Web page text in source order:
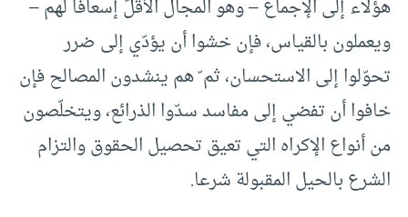
هؤلاء إلى الإجماع – وهو المجال الأقلّ إسعافا لهم –
ويعملون بالقياس، فإن خشوا أن يؤدّي إلى ضرر
تحوّلوا إلى الاستحسان، ثم ّ هم ينشدون المصالح فإن
خافوا أن تفضي إلى مفاسد سدّوا الذرائع، ويتخلّصون
من أنواع الإكراه التي تعيق تحصيل الحقوق والتزام
الشرع بالحيل المقبولة شرعا.